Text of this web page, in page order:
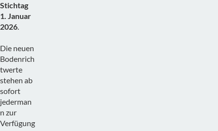
Stichtag
1. Januar
2026.
Die neuen
Bodenrich
twerte
stehen ab
sofort
jederman
n zur
Verfügung